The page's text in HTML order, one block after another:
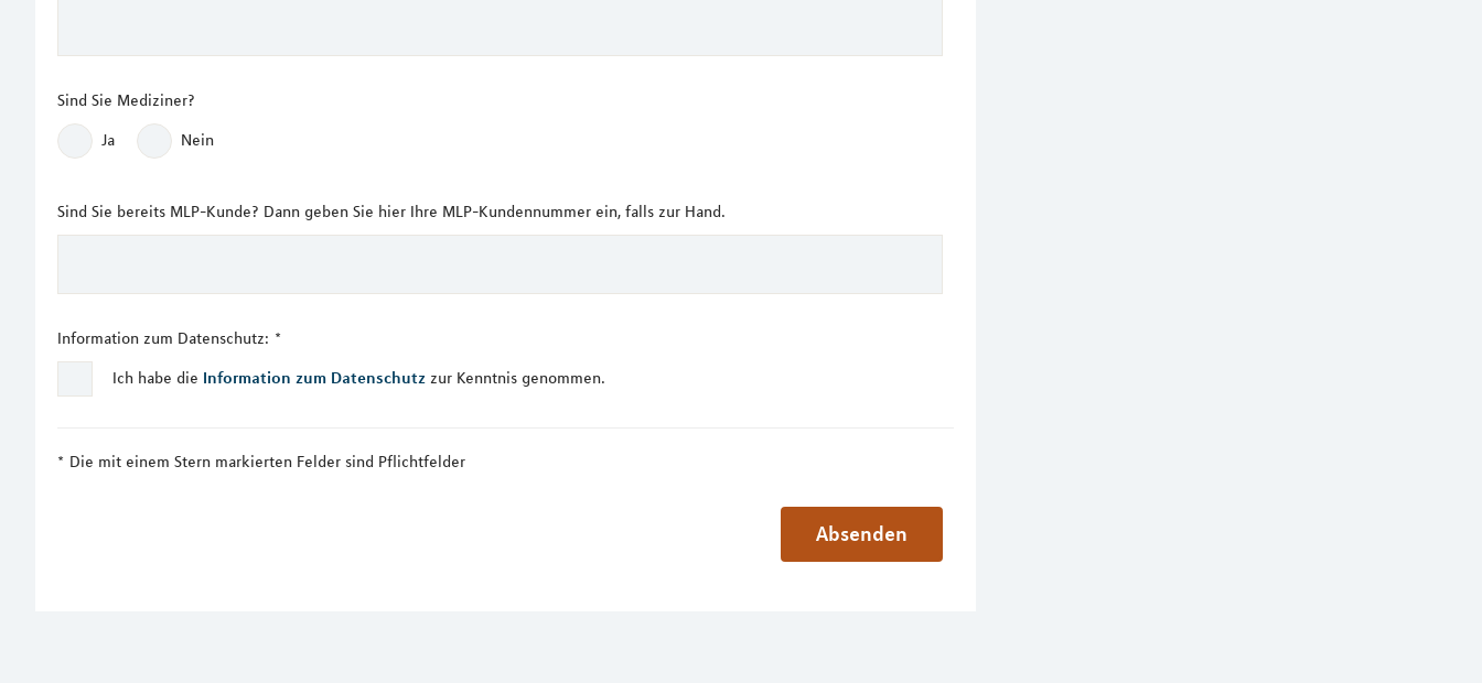
Sind Sie Mediziner?
Ja
Nein
Sind Sie bereits MLP-Kunde? Dann geben Sie hier Ihre MLP-Kundennummer ein, falls zur Hand.
Information zum Datenschutz: *
Ich habe die Information zum Datenschutz zur Kenntnis genommen.
Die mit einem Stern markierten Felder sind Pflichtfelder